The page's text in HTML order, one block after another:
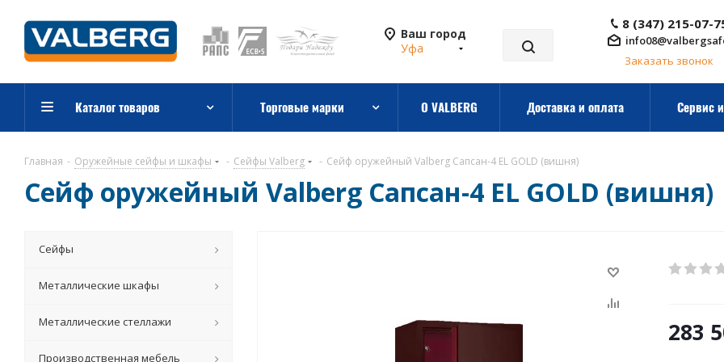
Ваш город
Уфа
8 (347) 215-07-
Заказать звонок
Каталог товаров Торговые марки О VALBERG Доставка и оплата Сервис
Главная - Оружейные сейфы и шкафы - Сейфы Valberg - Сейф оружейный Valberg Сапсан-4 EL GOLD (вишня)
Сейф оружейный Valberg Сапсан-4 EL GOLD (вишня)
283
Сейфы
Металлические шкафы
Металлические стеллажи
Производственная мебель